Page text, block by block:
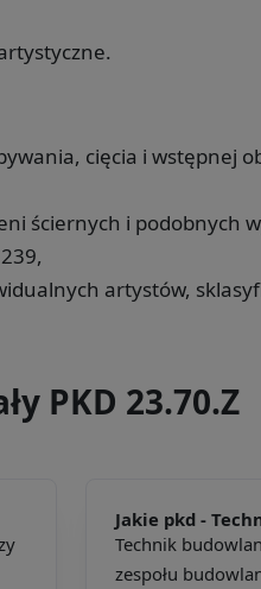
cięcia i wstępnej
ściernych i podobnych
artystów,
PKD 23.70.Z
Jakie pkd -
Technik
zespołu